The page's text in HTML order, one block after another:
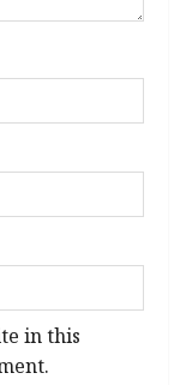
in this